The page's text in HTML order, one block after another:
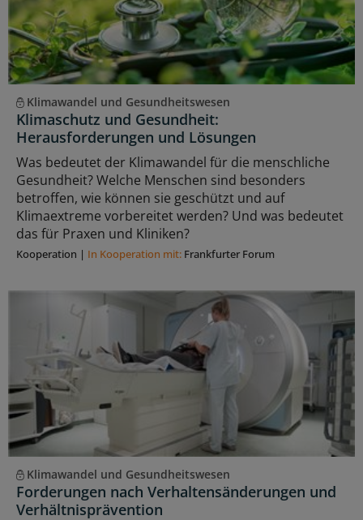
Klimawandel und Gesundheitswesen
Klimaschutz und Gesundheit:
Herausforderungen und Lösungen
Was bedeutet der Klimawandel für die menschliche
Gesundheit? Welche Menschen sind besonders
betroffen, wie können sie geschützt und auf
Klimaextreme vorbereitet werden? Und was bedeutet
das für Praxen und Kliniken?
Kooperation | In Kooperation mit: Frankfurter Forum
Klimawandel und Gesundheitswesen
Forderungen nach Verhaltensänderungen und
Verhältnisprävention